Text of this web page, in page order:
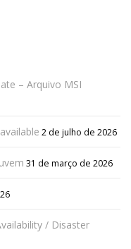
– Arquivo MSI
2 de julho de 2026
31 de março de 2026
/ Disaster